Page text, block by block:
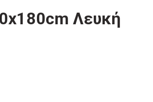
Λευκή